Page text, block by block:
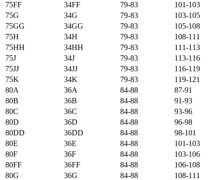
75FF
34FF 79-83
101-103
75G
34G 79-83
103-105
75GG
34GG 79-83
105-108
75H
34H 79-83
108-111
75HH
34HH 79-83
111-113
75J
34J 79-83
113-116
75JJ
34JJ 79-83
116-119
75K
34K 79-83
119-121
80А
36А 84-88
87-91
80B
36B 84-88
91-93
80C
36C 84-88
93-96
80D
36D 84-88
96-98
80DD
36DD 84-88
98-101
80E
36E 84-88
101-103
80F
36F 84-88
103-106
80FF
36FF 84-88
106-108
80G
36G 84-88
108-111